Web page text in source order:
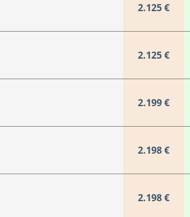
2.125 €
2.125 €
2.199 €
2.198 €
2.198 €